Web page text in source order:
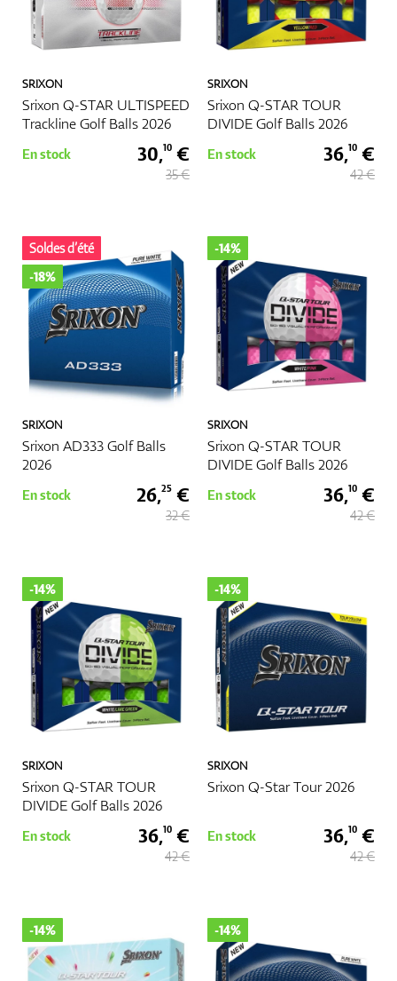
SRIXON
Srixon Q-STAR ULTISPEED
Trackline Golf Balls 2026
En stock 30,10 €
35 €
SRIXON
Srixon Q-STAR TOUR
DIVIDE Golf Balls 2026
En stock 36,10 €
42 €
SRIXON
Srixon AD333 Golf Balls
2026
Soldes d’été
-18%
En stock 26,25 €
32 €
SRIXON
Srixon Q-STAR TOUR
DIVIDE Golf Balls 2026
-14%
En stock 36,10 €
42 €
SRIXON
Srixon Q-STAR TOUR
DIVIDE Golf Balls 2026
-14%
En stock 36,10 €
42 €
SRIXON
Srixon Q-Star Tour 2026
-14%
En stock 36,10 €
42 €
-14% -14%